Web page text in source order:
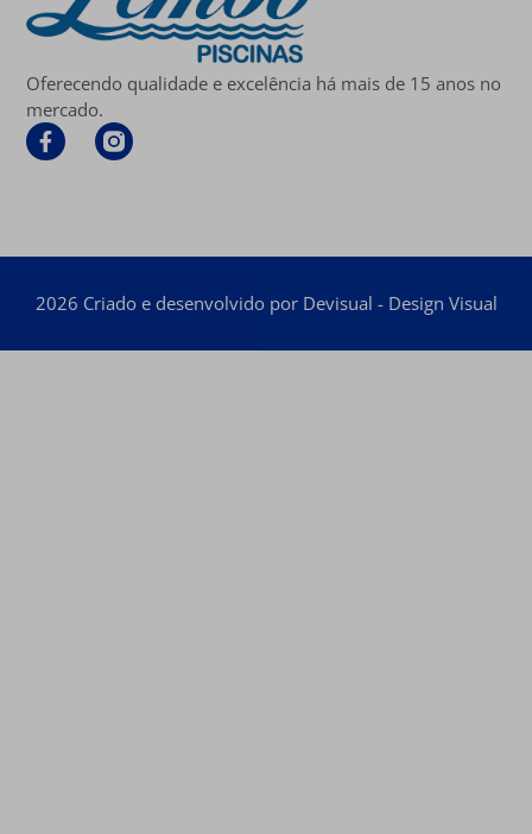
Oferecendo qualidade e excelência há mais de 15 anos no
mercado.
2026 Criado e desenvolvido por Devisual - Design Visual